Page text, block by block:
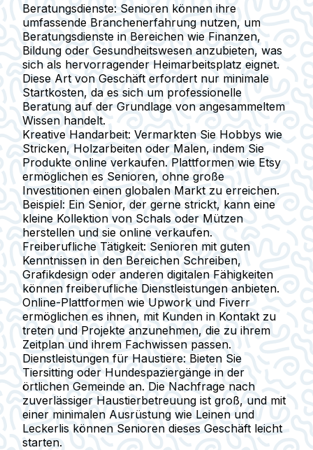
Beratungsdienste: Senioren können ihre
umfassende Branchenerfahrung nutzen, um
Beratungsdienste in Bereichen wie Finanzen,
Bildung oder Gesundheitswesen anzubieten, was
sich als hervorragender Heimarbeitsplatz eignet.
Diese Art von Geschäft erfordert nur minimale
Startkosten, da es sich um professionelle
Beratung auf der Grundlage von angesammeltem
Wissen handelt.
Kreative Handarbeit: Vermarkten Sie Hobbys wie
Stricken, Holzarbeiten oder Malen, indem Sie
Produkte online verkaufen. Plattformen wie Etsy
ermöglichen es Senioren, ohne große
Investitionen einen globalen Markt zu erreichen.
Beispiel: Ein Senior, der gerne strickt, kann eine
kleine Kollektion von Schals oder Mützen
herstellen und sie online verkaufen.
Freiberufliche Tätigkeit: Senioren mit guten
Kenntnissen in den Bereichen Schreiben,
Grafikdesign oder anderen digitalen Fähigkeiten
können freiberufliche Dienstleistungen anbieten.
Online-Plattformen wie Upwork und Fiverr
ermöglichen es ihnen, mit Kunden in Kontakt zu
treten und Projekte anzunehmen, die zu ihrem
Zeitplan und ihrem Fachwissen passen.
Dienstleistungen für Haustiere: Bieten Sie
Tiersitting oder Hundespaziergänge in der
örtlichen Gemeinde an. Die Nachfrage nach
zuverlässiger Haustierbetreuung ist groß, und mit
einer minimalen Ausrüstung wie Leinen und
Leckerlis können Senioren dieses Geschäft leicht
starten.